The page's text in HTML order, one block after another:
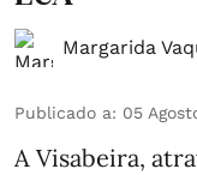
Margarida
Publicado a: 05
A Visabeira,